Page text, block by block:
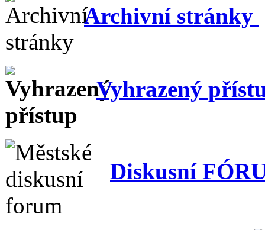
Archivní stránky
Vyhrazený
Diskusní